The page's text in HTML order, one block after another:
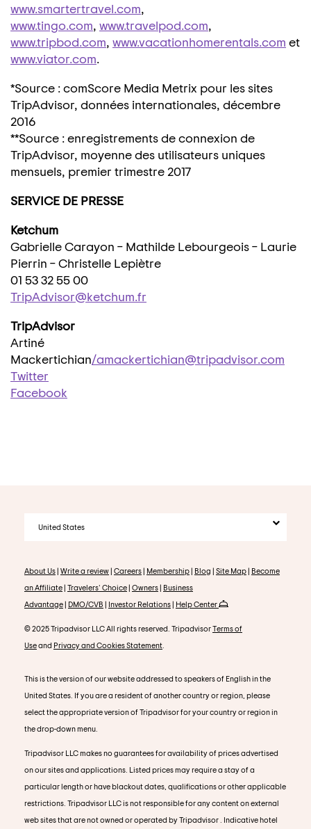
www.smartertravel.com,
www.tingo.com, www.travelpod.com,
www.tripbod.com, www.vacationhomerentals.com et
www.viator.com.
*Source : comScore Media Metrix pour les sites
TripAdvisor, données internationales, décembre
2016
**Source : enregistrements de connexion de
TripAdvisor, moyenne des utilisateurs uniques
mensuels, premier trimestre 2017
SERVICE DE PRESSE
Ketchum
Gabrielle Carayon – Mathilde Lebourgeois – Laurie
Pierrin – Christelle Lepiètre
01 53 32 55 00
TripAdvisor@ketchum.fr
TripAdvisor
Artiné
Mackertichian/amackertichian@tripadvisor.com
Twitter
Facebook
United States
About Us| Write a review| Careers| Membership| Blog | Site Map| Become
an Affiliate| Travelers' Choice| Owners| Business
Advantage| DMO/CVB | Investor Relations| Help Center
© 2025 Tripadvisor LLC All rights reserved. TripadvisorTerms of
Useand Privacy and Cookies Statement
This is the version of our website addressed to speakers of English in the
United States. If you are a resident of another country or region, please
select the appropriate version of Tripadvisor for your country or region in
the drop-down menu.
Tripadvisor LLC makes no guarantees for availability of prices advertised
on our sites and applications. Listed prices may require a stay of a
particular length or have blackout dates, qualifications or other applicable
restrictions. Tripadvisor LLC is not responsible for any content on external
web sites that are not owned or operated by Tripadvisor . Indicative hotel